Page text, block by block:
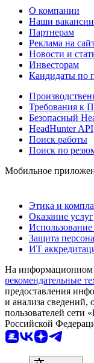
О компании
Наши вакансии
Партнерам
Реклама на
Новости и
Инвесторам
Кандидаты по
Требования к
Безопасный
HeadHunter API
Поиск работы
Поиск по
Мобильное
Этика и
Оказание услуг
Использование
Защита
ИТ
На информационном
рекомендательные
предоставления
и анализа сведений,
пользователей сети
Российской